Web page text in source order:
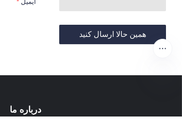
همین حالا ارسال کنید
درباره ما